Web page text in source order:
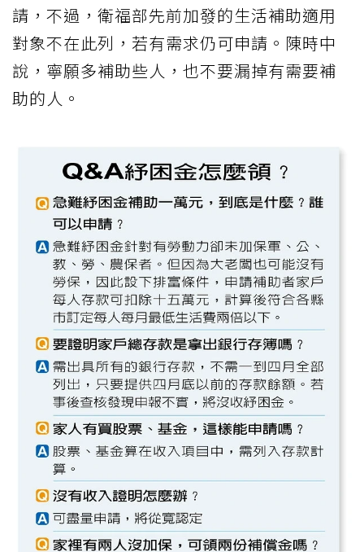
請，不過，衛福部先前加發的生活補助適用
對象不在此列，若有需求仍可申請。陳時中
說，寧願多補助些人，也不要漏掉有需要補
助的人。